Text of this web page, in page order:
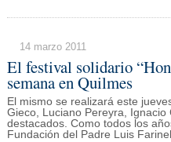
14 marzo 2011
El festival solidario
semana en Quilmes
El mismo se realizará este
Gieco, Luciano Pereyra,
destacados. Como todos los
Fundación del Padre Luis